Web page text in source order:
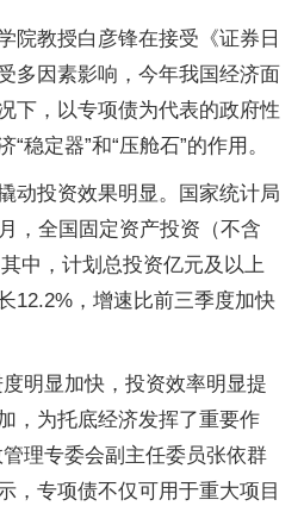
院教授白彦锋在接受《证券日
多因素影响，今年我国经济面
下，以专项债为代表的政府性
稳定器”和“压舱石”的作用。
动投资效果明显。国家统计局
，全国固定资产投资（不含
中，计划总投资亿元及以上
12.2%，增速比前三季度加快
明显加快，投资效率明显提
，为托底经济发挥了重要作
理专委会副主任委员张依群
，专项债不仅可用于重大项目